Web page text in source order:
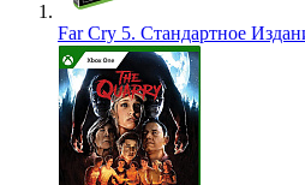
Far Cry 5. Стандартное